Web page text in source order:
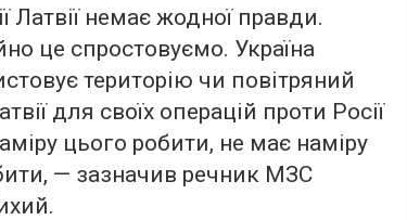
Латвії немає жодної правди.
це спростовуємо. Україна
територію чи повітряний
для своїх операцій проти Росії
цього робити, не має наміру
— зазначив речник МЗС